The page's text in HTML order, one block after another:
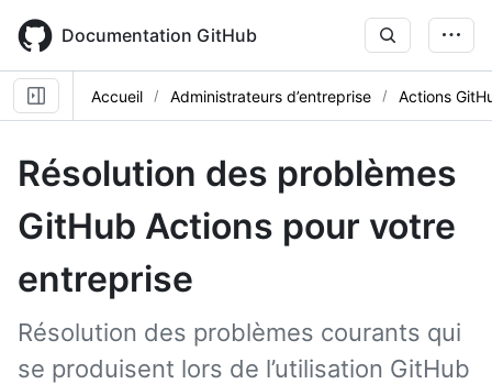
main
content
Documentation GitHub
Accueil Administrateurs d’entreprise Actions
Résolution des problèmes
GitHub Actions pour votre
entreprise
Résolution des problèmes courants qui
se produisent lors de l’utilisation GitHub